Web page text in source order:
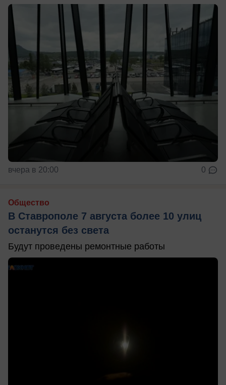
вчера в 20:00 0
Общество
В Ставрополе 7 августа более 10 улиц
останутся без света
Будут проведены ремонтные работы